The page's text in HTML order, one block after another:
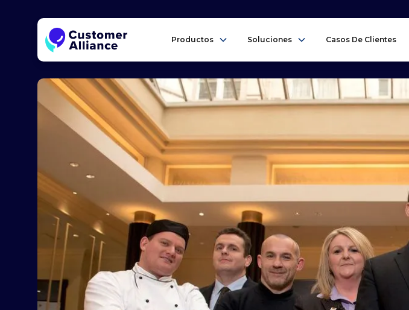
Productos Soluciones Casos De Clientes